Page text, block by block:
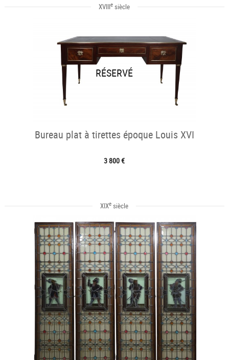
XVIIIe siècle
RÉSERVÉ
Bureau plat à tirettes époque Louis XVI
3 800 €
XIXe siècle